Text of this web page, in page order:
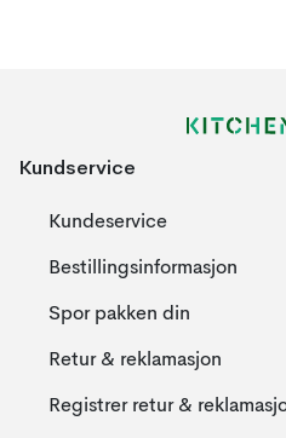
Kundservice
Kundeservice
Bestillingsinformasjon
Spor pakken din
Retur & reklamasjon
Registrer retur &